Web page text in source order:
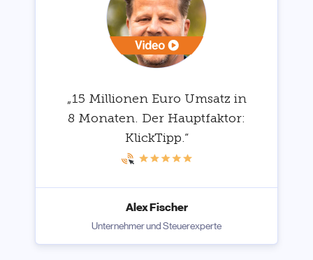
„15 Millionen Euro Umsatz in
8 Monaten. Der Hauptfaktor:
KlickTipp.“
Alex Fischer
Unternehmer und Steuerexperte